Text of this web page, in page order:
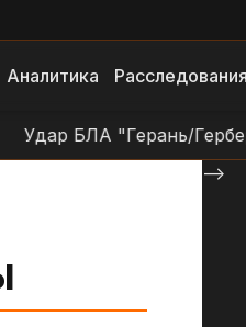
Аналитика Расследования
БЛА "Герань/Гербера"
-->